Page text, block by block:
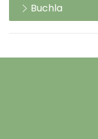
Buchla